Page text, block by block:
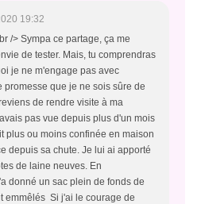
19:32
/> Sympa ce partage, ça me
de tester. Mais, tu comprendras
je ne m'engage pas avec
promesse que je ne sois sûre de
de rendre visite à ma
pas vue depuis plus d'un mois
plus ou moins confinée en maison
depuis sa chute. Je lui ai apporté
de laine neuves. En
donné un sac plein de fonds de
emmêlés Si j'ai le courage de